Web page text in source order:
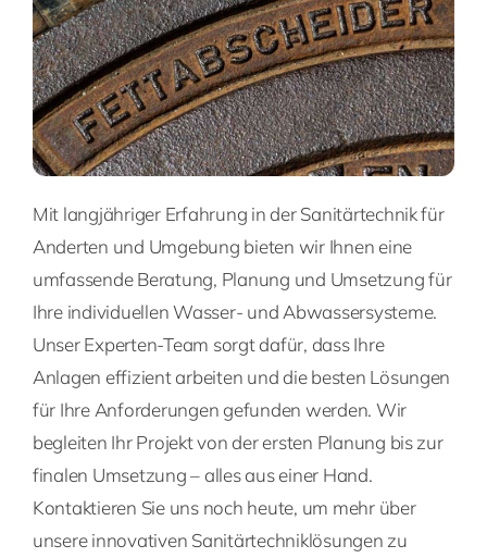
Mit langjähriger Erfahrung in der Sanitärtechnik für
Anderten und Umgebung bieten wir Ihnen eine
umfassende Beratung, Planung und Umsetzung für
Ihre individuellen Wasser- und Abwassersysteme.
Unser Experten-Team sorgt dafür, dass Ihre
Anlagen effizient arbeiten und die besten Lösungen
für Ihre Anforderungen gefunden werden. Wir
begleiten Ihr Projekt von der ersten Planung bis zur
finalen Umsetzung – alles aus einer Hand.
Kontaktieren Sie uns noch heute, um mehr über
unsere innovativen Sanitärtechniklösungen zu